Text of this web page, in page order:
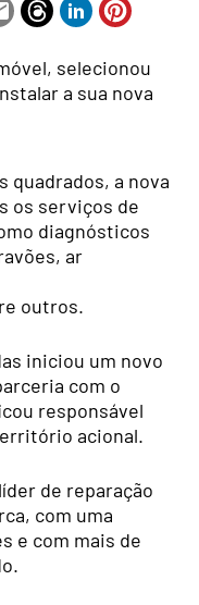
selecionou
a sua nova
quadrados, a nova
os serviços de
diagnósticos
ar
outros.
iniciou um novo
com o
responsável
acional.
de reparação
com uma
e com mais de